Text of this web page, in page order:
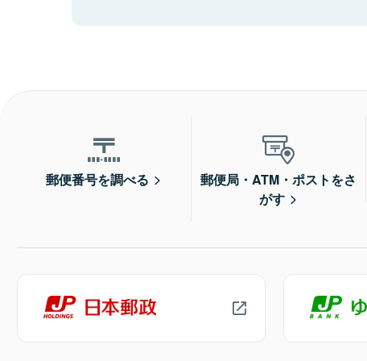
郵便番号を調べる
郵便局・ATM・ポストをさ
がす